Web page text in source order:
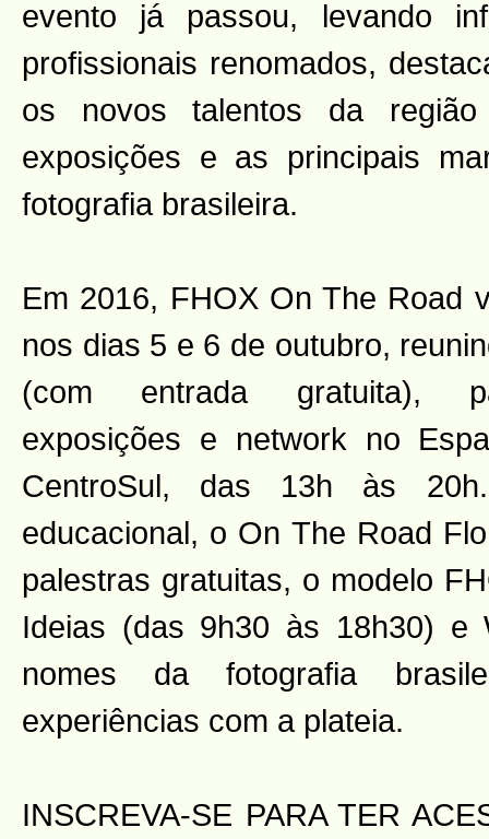
evento já passou, levando
profissionais renomados,
os novos talentos da
exposições e as principais
fotografia brasileira.
Em 2016, FHOX On The Road
nos dias 5 e 6 de outubro,
(com entrada gratuita),
exposições e network no
CentroSul, das 13h às
educacional, o On The Road
palestras gratuitas, o modelo
Ideias (das 9h30 às 18h30) e
nomes da fotografia
experiências com a plateia.
INSCREVA-SE PARA TER